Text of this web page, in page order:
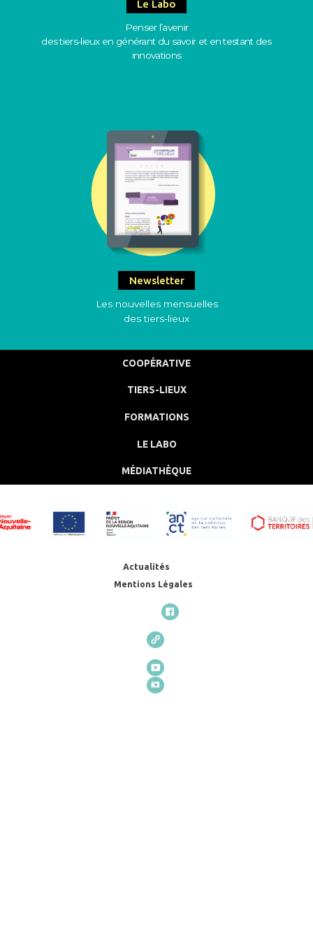
Le Labo
Penser l’avenir
des tiers-lieux en générant du savoir et en testant des
innovations
Newsletter
Les nouvelles mensuelles
des tiers-lieux
COOPÉRATIVE
TIERS-LIEUX
FORMATIONS
LE LABO
MÉDIATHÈQUE
Actualités
Mentions Légales